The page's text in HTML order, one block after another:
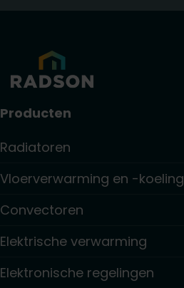
Producten
Radiatoren
Vloerverwarming en -koeling
Convectoren
Elektrische verwarming
Elektronische regelingen